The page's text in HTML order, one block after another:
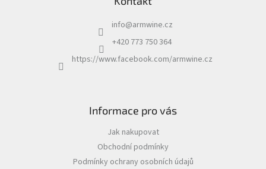
info@armwine.cz
+420 773 750 364
https://www.facebook.com/armwine.cz
Informace pro vás
Jak nakupovat
Obchodní podmínky
Podmínky ochrany osobních údajů